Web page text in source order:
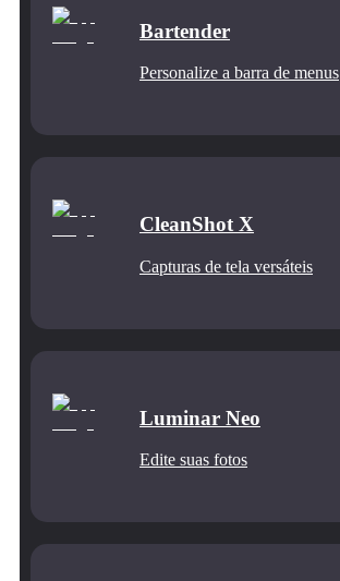
Bartender
Personalize a barra de menus
CleanShot X
Capturas de tela versáteis
Luminar Neo
Edite suas fotos